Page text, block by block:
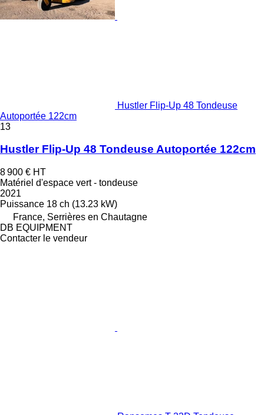
Hustler Flip-Up 48 Tondeuse
Autoportée 122cm
13
Hustler Flip-Up 48 Tondeuse Autoportée 122cm
8 900 € HT
Matériel d'espace vert - tondeuse
2021
Puissance 18 ch (13.23 kW)
France, Serrières en Chautagne
DB EQUIPMENT
Contacter le vendeur